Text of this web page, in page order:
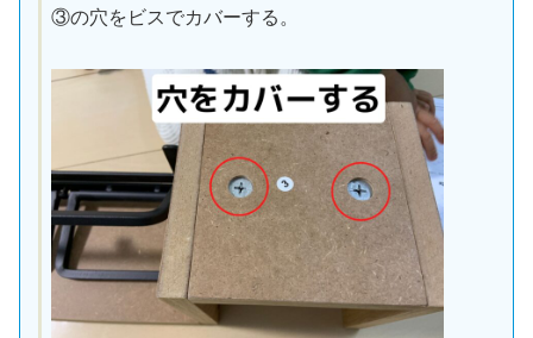
③の穴をビスでカバーする。